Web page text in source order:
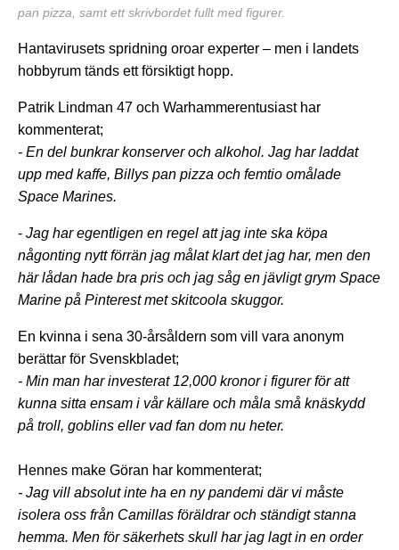
pan pizza, samt ett skrivbordet fullt med figurer.
Hantavirusets spridning oroar experter – men i landets
hobbyrum tänds ett försiktigt hopp.
Patrik Lindman 47 och Warhammerentusiast har
kommenterat;
- En del bunkrar konserver och alkohol. Jag har laddat
upp med kaffe, Billys pan pizza och femtio omålade
Space Marines.
- Jag har egentligen en regel att jag inte ska köpa
någonting nytt förrän jag målat klart det jag har, men den
här lådan hade bra pris och jag såg en jävligt grym Space
Marine på Pinterest met skitcoola skuggor.
En kvinna i sena 30-årsåldern som vill vara anonym
berättar för Svenskbladet;
- Min man har investerat 12,000 kronor i figurer för att
kunna sitta ensam i vår källare och måla små knäskydd
på troll, goblins eller vad fan dom nu heter.
Hennes make Göran har kommenterat;
- Jag vill absolut inte ha en ny pandemi där vi måste
isolera oss från Camillas föräldrar och ständigt stanna
hemma. Men för säkerhets skull har jag lagt in en order